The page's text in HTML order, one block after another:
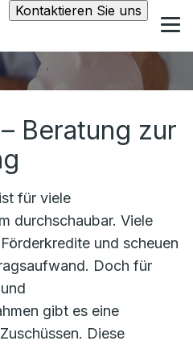
Kontaktieren Sie uns
Beratung zur
für viele
durchschaubar. Viele
und scheuen
Doch für
gibt es eine
Diese